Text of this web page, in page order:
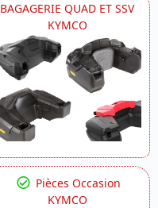
BAGAGERIE QUAD ET SSV
KYMCO
Pièces Occasion
KYMCO